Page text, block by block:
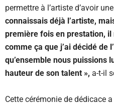
permettre à l’artiste d’avoir
connaissais déjà l’artiste,
première fois en prestation, il
comme ça que j’ai décidé de
qu’ensemble nous puissions
hauteur de son talent », a-t-il
Cette cérémonie de dédicace